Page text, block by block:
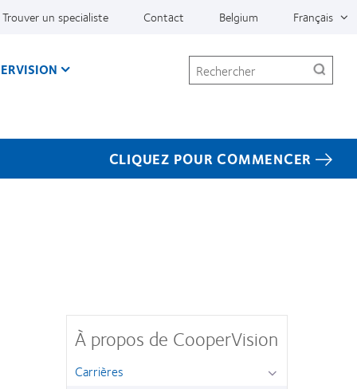
Trouver un specialiste Contact Belgium Français
Rechercher
CLIQUEZ POUR COMMENCER
À propos de CooperVision
Carrières